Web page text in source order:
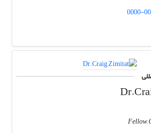
0000-
Fellow,